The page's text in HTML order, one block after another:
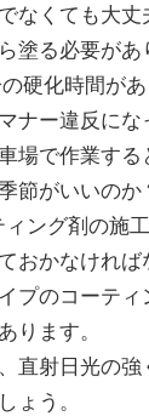
なくても大丈
塗る必要があ
硬化時間が
ナー違反にな
場で作業する
節がいいのか
ィング剤の施
おかなければ
プのコーテ
ります。
直射日光の
ょう。